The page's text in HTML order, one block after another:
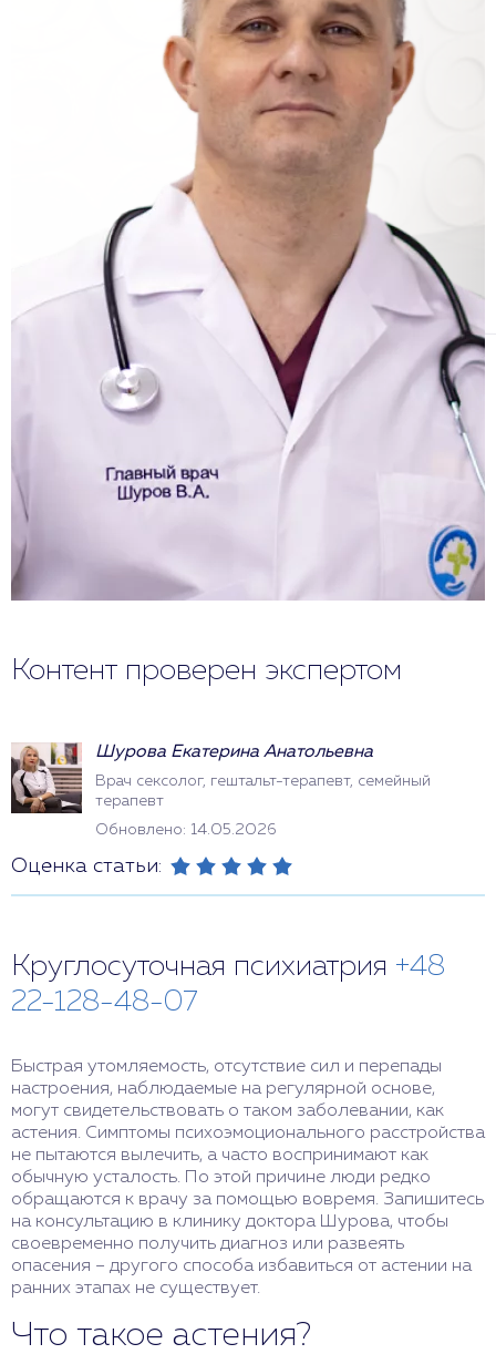
Контент проверен экспертом
Шурова Екатерина Анатольевна
Врач сексолог, гештальт-терапевт, семейный
терапевт
Обновлено: 14.05.2026
Оценка статьи:
Круглосуточная психиатрия +48
22-128-48-07
Быстрая утомляемость, отсутствие сил и перепады
настроения, наблюдаемые на регулярной основе,
могут свидетельствовать о таком заболевании, как
астения. Симптомы психоэмоционального расстройства
не пытаются вылечить, а часто воспринимают как
обычную усталость. По этой причине люди редко
обращаются к врачу за помощью вовремя. Запишитесь
на консультацию в клинику доктора Шурова, чтобы
своевременно получить диагноз или развеять
опасения – другого способа избавиться от астении на
ранних этапах не существует.
Что такое астения?